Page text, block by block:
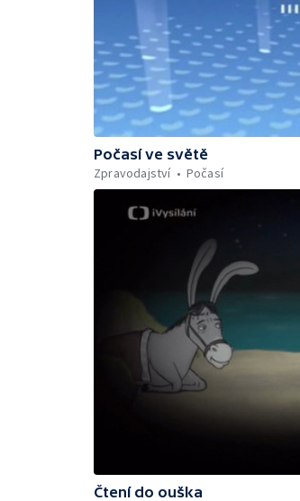
Počasí ve světě
Zpravodajství
Počasí
Čtení do ouška